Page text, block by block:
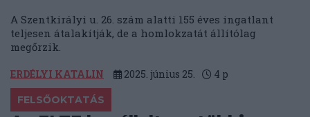
A Szentkirályi u. 26. szám alatti 155 éves ingatlant
teljesen átalakítják, de a homlokzatát állítólag
megőrzik.
ERDÉLYI KATALIN 2025. június 25. 4 p
FELSŐOKTATÁS